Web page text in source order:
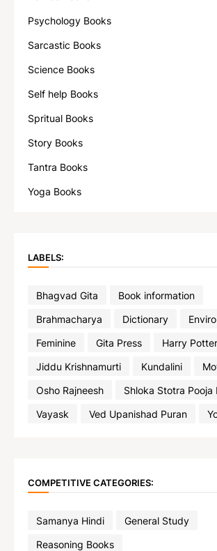
Psychology Books
Sarcastic Books
Science Books
Self help Books
Spritual Books
Story Books
Tantra Books
Yoga Books
LABELS:
Bhagvad Gita
Book information
Brahmacharya
Dictionary
Feminine
Gita Press
Harry Potter
Jiddu Krishnamurti
Kundalini
Osho Rajneesh
Shloka Stotra Pooja
Vayask
Ved Upanishad Puran
COMPETITIVE CATEGORIES:
Samanya Hindi
General Study
Reasoning Books